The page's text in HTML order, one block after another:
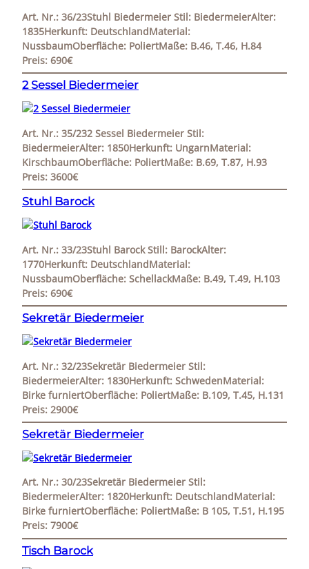
Art. Nr.: 36/23Stuhl Biedermeier Stil: BiedermeierAlter:
1835Herkunft: DeutschlandMaterial:
NussbaumOberfläche: PoliertMaße: B.46, T.46, H.84
Preis: 690€
2 Sessel Biedermeier
Art. Nr.: 35/232 Sessel Biedermeier Stil:
BiedermeierAlter: 1850Herkunft: UngarnMaterial:
KirschbaumOberfläche: PoliertMaße: B.69, T.87, H.93
Preis: 3600€
Stuhl Barock
Art. Nr.: 33/23Stuhl Barock Still: BarockAlter:
1770Herkunft: DeutschlandMaterial:
NussbaumOberfläche: SchellackMaße: B.49, T.49, H.103
Preis: 690€
Sekretär Biedermeier
Art. Nr.: 32/23Sekretär Biedermeier Stil:
BiedermeierAlter: 1830Herkunft: SchwedenMaterial:
Birke furniertOberfläche: PoliertMaße: B.109, T.45, H.131
Preis: 2900€
Sekretär Biedermeier
Art. Nr.: 30/23Sekretär Biedermeier Stil:
BiedermeierAlter: 1820Herkunft: DeutschlandMaterial:
Birke furniertOberfläche: PoliertMaße: B 105, T.51, H.195
Preis: 7900€
Tisch Barock